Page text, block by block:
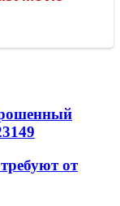
от